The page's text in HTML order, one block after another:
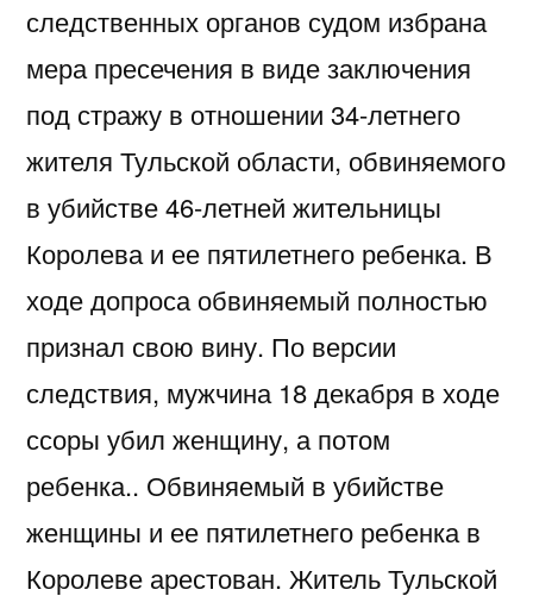
следственных органов судом избрана
мера пресечения в виде заключения
под стражу в отношении 34-летнего
жителя Тульской области, обвиняемого
в убийстве 46-летней жительницы
Королева и ее пятилетнего ребенка. В
ходе допроса обвиняемый полностью
признал свою вину. По версии
следствия, мужчина 18 декабря в ходе
ссоры убил женщину, а потом
ребенка.. Обвиняемый в убийстве
женщины и ее пятилетнего ребенка в
Королеве арестован. Житель Тульской